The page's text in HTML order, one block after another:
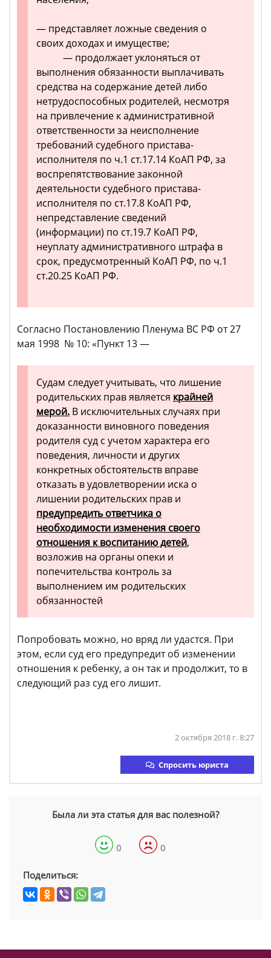
— представляет ложные сведения о
своих доходах и имуществе;
— продолжает уклоняться от
выполнения обязанности выплачивать
средства на содержание детей либо
нетрудоспособных родителей, несмотря
на привлечение к административной
ответственности за неисполнение
требований судебного пристава-
исполнителя по ч.1 ст.17.14 КоАП РФ, за
воспрепятствование законной
деятельности судебного пристава-
исполнителя по ст.17.8 КоАП РФ,
непредставление сведений
(информации) по ст.19.7 КоАП РФ,
неуплату административного штрафа в
срок, предусмотренный КоАП РФ, по ч.1
ст.20.25 КоАП РФ.
Согласно Постановлению Пленума ВС РФ от 27
мая 1998 № 10: «Пункт 13 —
Судам следует учитывать, что лишение
родительских прав является крайней
мерой. В исключительных случаях при
доказанности виновного поведения
родителя суд с учетом характера его
поведения, личности и других
конкретных обстоятельств вправе
отказать в удовлетворении иска о
лишении родительских прав и
предупредить ответчика о
необходимости изменения своего
отношения к воспитанию детей,
возложив на органы опеки и
попечительства контроль за
выполнением им родительских
обязанностей
Попробовать можно, но вряд ли удастся. При
этом, если суд его предупредит об изменении
отношения к ребенку, а он так и продолжит, то в
следующий раз суд его лишит.
2 октября 2018 г. 8:27
Спросить юриста
Была ли эта статья для вас полезной?
0 0
Поделиться: